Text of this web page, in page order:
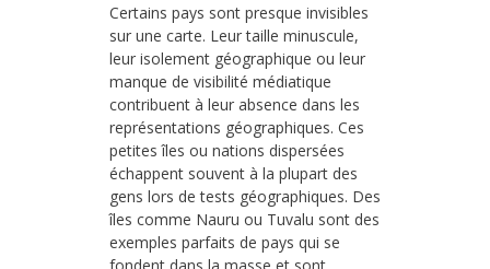
Certains pays sont presque invisibles
sur une carte. Leur taille minuscule,
leur isolement géographique ou leur
manque de visibilité médiatique
contribuent à leur absence dans les
représentations géographiques. Ces
petites îles ou nations dispersées
échappent souvent à la plupart des
gens lors de tests géographiques. Des
îles comme Nauru ou Tuvalu sont des
exemples parfaits de pays qui se